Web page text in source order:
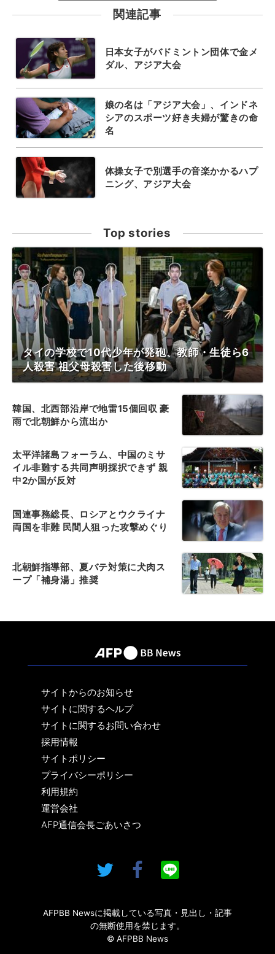
関連記事
日本女子がバドミントン団体で金メ
ダル、アジア大会
娘の名は「アジア大会」、インドネ
シアのスポーツ好き夫婦が驚きの命
名
体操女子で別選手の音楽かかるハプ
ニング、アジア大会
Top stories
タイの学校で10代少年が発砲、教師・生徒ら6
人殺害 祖父母殺害した後移動
韓国、北西部沿岸で地雷15個回収 豪
雨で北朝鮮から流出か
太平洋諸島フォーラム、中国のミサ
イル非難する共同声明採択できず 親
中2か国が反対
国連事務総長、ロシアとウクライナ
両国を非難 民間人狙った攻撃めぐり
北朝鮮指導部、夏バテ対策に犬肉ス
ープ「補身湯」推奨
サイトからのお知らせ
サイトに関するヘルプ
サイトに関するお問い合わせ
採用情報
サイトポリシー
プライバシーポリシー
利用規約
運営会社
AFP通信会長ごあいさつ
AFPBB Newsに掲載している写真・見出し・記事
の無断使用を禁じます。
© AFPBB News